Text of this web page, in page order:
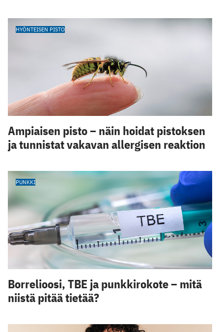
HYÖNTEISEN PISTO
Ampiaisen pisto – näin hoidat pistoksen
ja tunnistat vakavan allergisen reaktion
PUNKKI
Borrelioosi, TBE ja punkkirokote – mitä
niistä pitää tietää?